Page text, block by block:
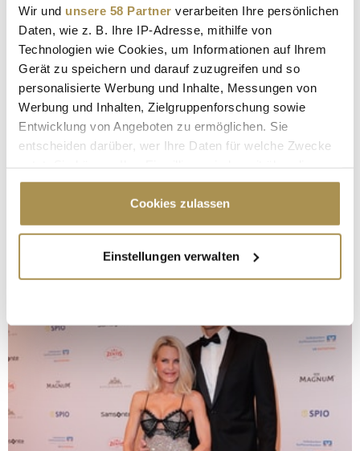
Wir und unsere 58 Partner verarbeiten Ihre persönlichen
Daten, wie z. B. Ihre IP-Adresse, mithilfe von
Technologien wie Cookies, um Informationen auf Ihrem
Gerät zu speichern und darauf zuzugreifen und so
personalisierte Werbung und Inhalte, Messungen von
Werbung und Inhalten, Zielgruppenforschung sowie
Entwicklung von Angeboten zu ermöglichen. Sie
entscheiden darüber, wer Ihre Daten für welche Zwecke
Cookie-Erklärung oder durch Klicken auf das Privacy
Trigger Symbol ändern oder widerrufen
Informationen über Ihre geografische Lage
erfassen, welche bis auf einige Meter genau sein
bestimmten Merkmalen (Fingerprinting) identifizieren
Erfahren Sie mehr darüber, wie Ihre persönlichen Daten
verarbeitet werden, und legen Sie Ihre Präferenzen im
Abschnitt Einzelheiten
fest.
Wir verwenden Cookies, um Inhalte und Anzeigen zu
Cookies zulassen
Einstellungen verwalten